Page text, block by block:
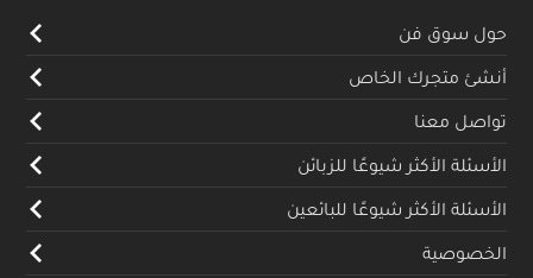
حول سوق فن
أنشئ متجرك الخاص
تواصل معنا
الأسئلة الأكثر شيوعًا للزبائن
الأسئلة الأكثر شيوعًا للبائعين
الخصوصية